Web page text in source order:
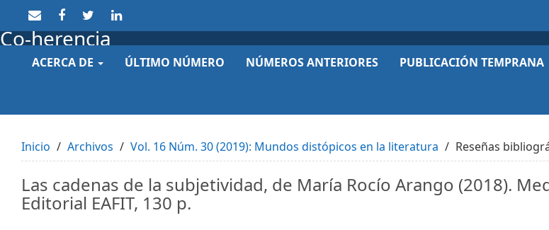
to
page
content
Content
Co-herencia
ACERCA DE ÚLTIMO NÚMERO NÚMEROS ANTERIORES PUBLICACIÓN TEMPRANA
Inicio Archivos Vol. 16 Núm. 30 (2019): Mundos distópicos en la literatura Reseñas
Las cadenas de la subjetividad, de María Rocío Arango (2018).
Editorial EAFIT, 130 p.